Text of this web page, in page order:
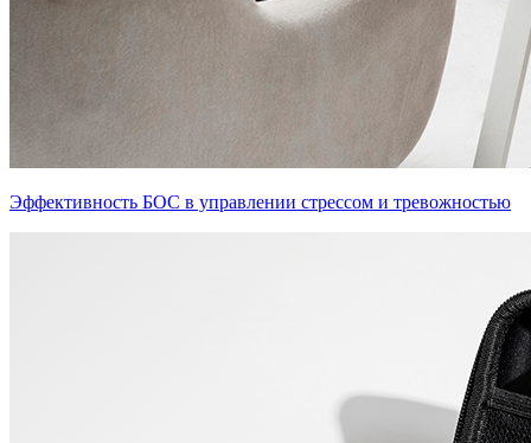
Эффективность БОС в управлении стрессом и тревожностью